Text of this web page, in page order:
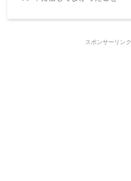
スポンサーリンク